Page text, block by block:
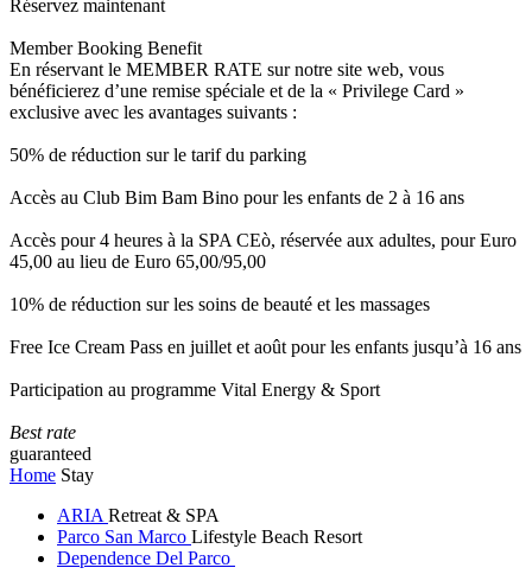
Réservez maintenant
Member Booking Benefit
En réservant le MEMBER RATE sur notre site web, vous
bénéficierez d’une remise spéciale et de la « Privilege Card »
exclusive avec les avantages suivants :
50% de réduction sur le tarif du parking
Accès au Club Bim Bam Bino pour les enfants de 2 à 16 ans
Accès pour 4 heures à la SPA CEò, réservée aux adultes, pour Euro
45,00 au lieu de Euro 65,00/95,00
10% de réduction sur les soins de beauté et les massages
Free Ice Cream Pass en juillet et août pour les enfants jusqu’à 16 ans
Participation au programme Vital Energy & Sport
Best rate
guaranteed
Home Stay
ARIA Retreat & SPA
Parco San Marco Lifestyle Beach Resort
Dependence Del Parco